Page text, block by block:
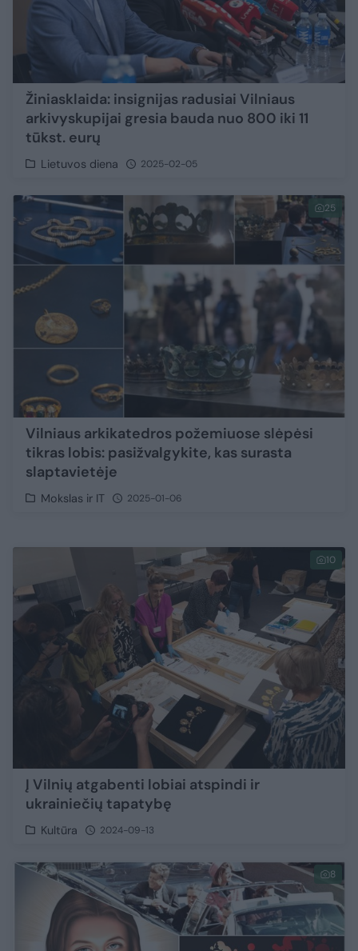
Žiniasklaida: insignijas radusiai Vilniaus
arkivyskupijai gresia bauda nuo 800 iki 11
tūkst. eurų
Lietuvos diena 2025-02-05
25
Vilniaus arkikatedros požemiuose slėpėsi
tikras lobis: pasižvalgykite, kas surasta
slaptavietėje
Mokslas ir IT 2025-01-06
10
Į Vilnių atgabenti lobiai atspindi ir
ukrainiečių tapatybę
Kultūra 2024-09-13
8